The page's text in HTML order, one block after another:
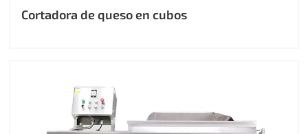
Cortadora de queso en cubos